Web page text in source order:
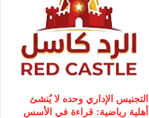
التجنيس الإداري وحده لا يُنشئ
أهلية رياضية: قراءة في الأسس